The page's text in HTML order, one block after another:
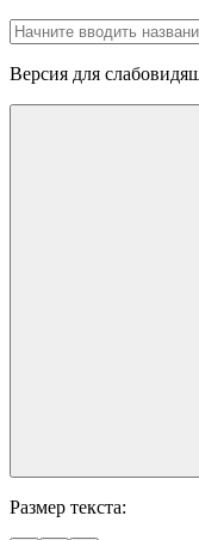
Версия для
Размер текста: